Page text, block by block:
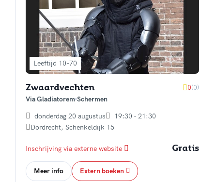
Leeftijd 10-70
Zwaardvechten 0(0)
Via Gladiatorem Schermen
donderdag 20 augustus
19:30 - 21:30
Dordrecht, Schenkeldijk 15
Inschrijving via externe website Gratis
Meer info Extern boeken